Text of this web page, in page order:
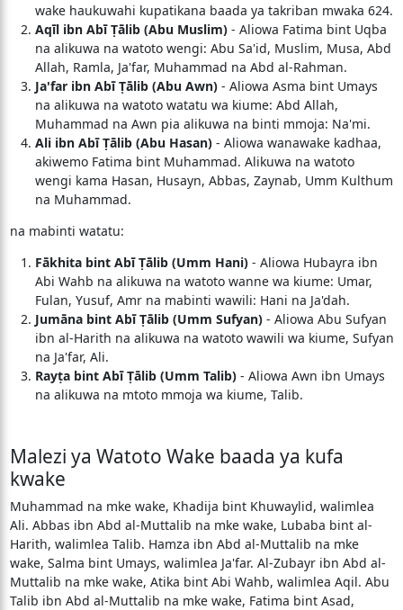
wake haukuwahi kupatikana baada ya takriban mwaka 624.
Aqīl ibn Abī Ṭālib (Abu Muslim)- Aliowa Fatima bint Uqba
na alikuwa na watoto wengi: Abu Sa'id, Muslim, Musa, Abd
Allah, Ramla, Ja'far, Muhammad na Abd al-Rahman.
Ja'far ibn Abī Ṭālib (Abu Awn)- Aliowa Asma bint Umays
na alikuwa na watoto watatu wa kiume: Abd Allah,
Muhammad na Awn pia alikuwa na binti mmoja: Na'mi.
Ali ibn Abī Ṭālib (Abu Hasan)- Aliowa wanawake kadhaa,
akiwemo Fatima bint Muhammad. Alikuwa na watoto
wengi kama Hasan, Husayn, Abbas, Zaynab, Umm Kulthum
na Muhammad.
na mabinti watatu:
Fākhita bint Abī Ṭālib (Umm Hani)- Aliowa Hubayra ibn
Abi Wahb na alikuwa na watoto wanne wa kiume: Umar,
Fulan, Yusuf, Amr na mabinti wawili: Hani na Ja'dah.
Jumāna bint Abī Ṭālib (Umm Sufyan)- Aliowa Abu Sufyan
ibn al-Harith na alikuwa na watoto wawili wa kiume, Sufyan
na Ja'far, Ali.
Rayṭa bint Abī Ṭālib (Umm Talib)- Aliowa Awn ibn Umays
na alikuwa na mtoto mmoja wa kiume, Talib.
Malezi ya Watoto Wake baada ya kufa
kwake
Muhammad na mke wake, Khadija bint Khuwaylid, walimlea
Ali. Abbas ibn Abd al-Muttalib na mke wake, Lubaba bint al-
Harith, walimlea Talib. Hamza ibn Abd al-Muttalib na mke
wake, Salma bint Umays, walimlea Ja'far. Al-Zubayr ibn Abd al-
Muttalib na mke wake, Atika bint Abi Wahb, walimlea Aqil. Abu
Talib ibn Abd al-Muttalib na mke wake, Fatima bint Asad,